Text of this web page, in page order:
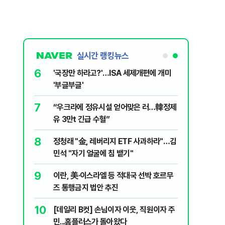
실시간 랭킹뉴스
6
'국장만 하라고?'…ISA 세제개편에 개미
'부글부글'
7
“우크라에 정유시설 얻어맞은 러…韓정제
유 3만t 긴급 수혈”
8
정청래 "金, 레버리지 ETF 사과하라"…김
민석 "자기 얼굴에 침 뱉기"
9
이란, 美·이스라엘 등 적대국 선박 호르무
즈 통행금지 법안 추진
10
[데일리 B컷] 손님이자 이웃, 직원이자 주
민...홈플러스가 돌아왔다